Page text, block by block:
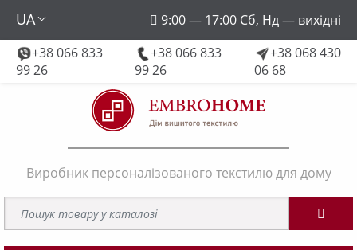
UA
9:00 — 17:00 Сб, Нд — вихідні
+38 066 833
99 26
+38 066 833
99 26
+38 068 430
06 68
embroforhome@gmail.com
Виробник персоналізованого текстилю для дому